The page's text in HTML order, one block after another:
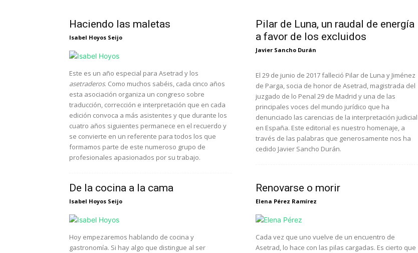
Haciendo las maletas
Isabel Hoyos Seijo
Este es un año especial para Asetrad y los
asetraderos. Como muchos sabéis, cada cinco años
esta asociación organiza un congreso sobre
traducción, corrección e interpretación que en cada
edición convoca a más asistentes y que durante los
cuatro años siguientes permanece en el recuerdo y
se convierte en un referente para todos los que
formamos parte de este numeroso grupo de
profesionales apasionados por su trabajo.
Pilar de Luna, un raudal de energía
a favor de los excluidos
Javier Sancho Durán
El 29 de junio de 2017 falleció Pilar de Luna y Jiménez
de Parga, socia de honor de Asetrad, magistrada del
juzgado de lo Penal 29 de Madrid y una de las
principales voces del mundo jurídico que ha
denunciado las carencias de la interpretación judicial
en España. Este editorial es nuestro homenaje, a
través de las palabras que generosamente nos ha
cedido Javier Sancho Durán.
De la cocina a la cama
Isabel Hoyos Seijo
Hoy empezaremos hablando de cocina y
gastronomía. Si hay algo que distingue al ser
Renovarse o morir
Elena Pérez Ramírez
Cada vez que uno vuelve de un encuentro de
Asetrad, lo hace con las pilas cargadas. Es cierto que